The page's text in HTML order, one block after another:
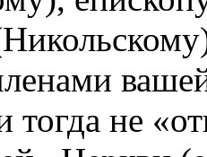
тогда не